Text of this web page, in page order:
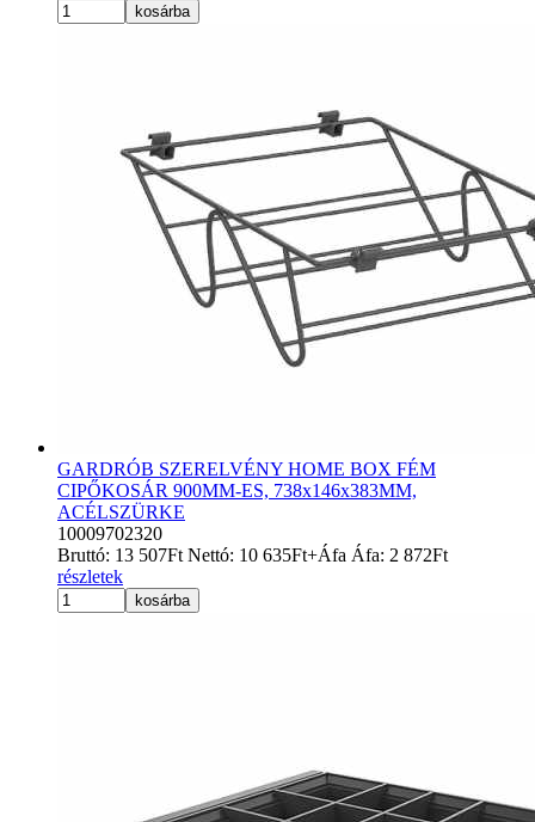
kosárba
GARDRÓB SZERELVÉNY HOME BOX FÉM
CIPŐKOSÁR 900MM-ES, 738x146x383MM,
ACÉLSZÜRKE
10009702320
Bruttó: 13 507Ft Nettó: 10 635Ft+Áfa Áfa: 2 872Ft
részletek
kosárba